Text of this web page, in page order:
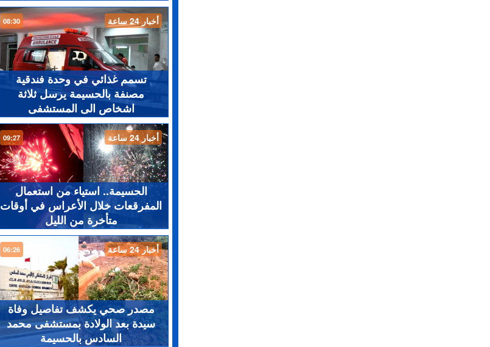
أخبار 24 ساعة 08:30
تسمم غذائي في وحدة فندقية
مصنفة بالحسيمة يرسل ثلاثة
اشخاص الى المستشفى
أخبار 24 ساعة 09:27
الحسيمة.. استياء من استعمال
المفرقعات خلال الأعراس في أوقات
متأخرة من الليل
أخبار 24 ساعة 06:26
مصدر صحي يكشف تفاصيل وفاة
سيدة بعد الولادة بمستشفى محمد
السادس بالحسيمة